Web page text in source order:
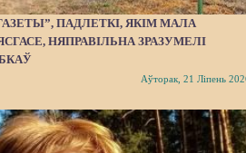
ПАДЛЕТКІ, ЯКІМ МАЛА
НЯПРАВІЛЬНА ЗРАЗУМЕЛІ
Аўторак, 21 Ліпень